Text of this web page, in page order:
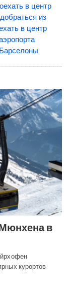
в центр
из
в центр
в
курортов